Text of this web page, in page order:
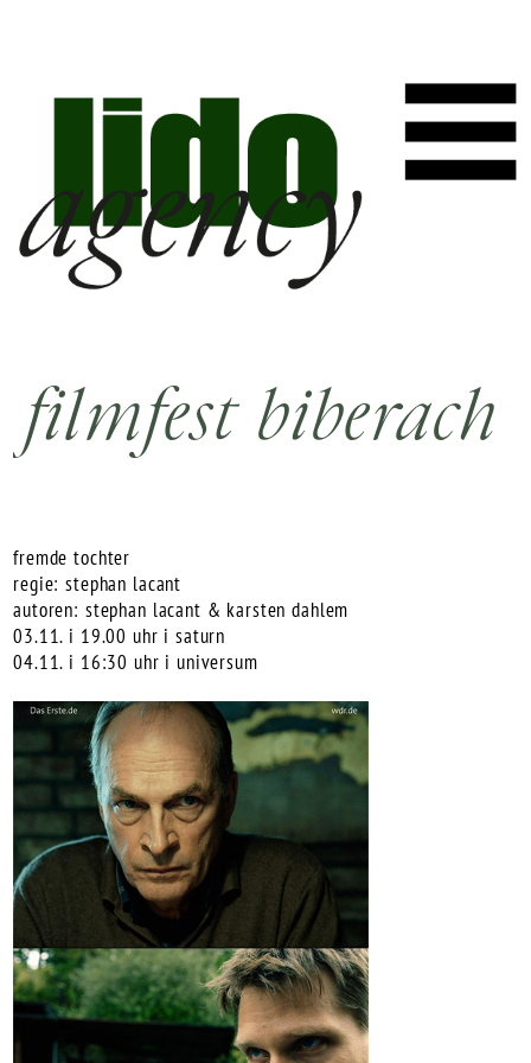
filmfest biberach
fremde tochter
regie:stephan lacant
autoren: stephan lacant & karsten dahlem
03.11. i 19.00 uhr i saturn
04.11. i 16:30 uhr i universum